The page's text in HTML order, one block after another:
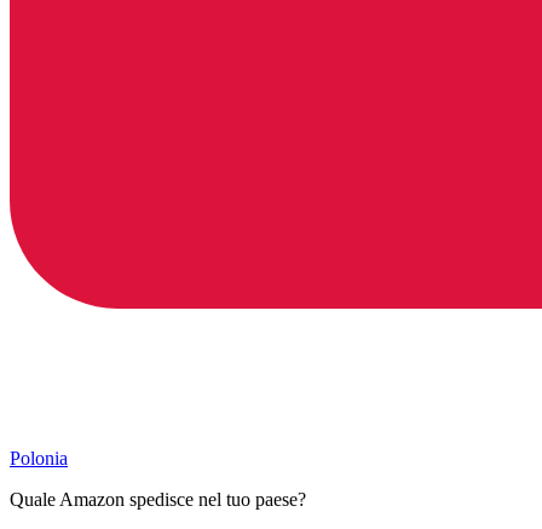
Polonia
Quale Amazon spedisce nel tuo paese?